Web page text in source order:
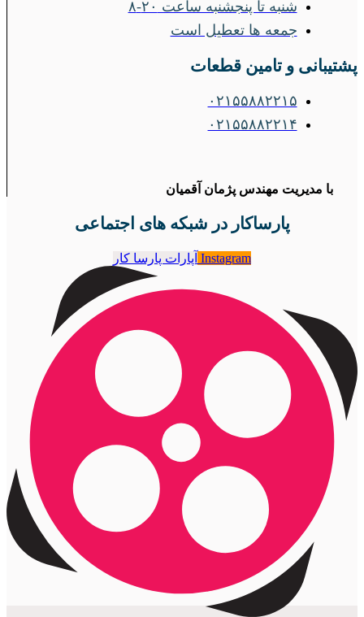
شنبه تا پنجشنبه ساعت ۲۰-۸
جمعه ها تعطیل است
پشتیبانی و تامین قطعات
۰۲۱۵۵۸۸۲۲۱۵
۰۲۱۵۵۸۸۲۲۱۴
با مدیریت مهندس پژمان آقمیان
پارساکار در شبکه های اجتماعی
Instagram آپارات پارسا کار